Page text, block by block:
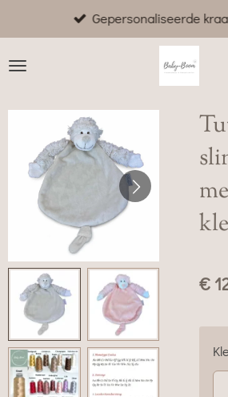
direct
naar
hoofdinhoud
Gepersonaliseerde
€